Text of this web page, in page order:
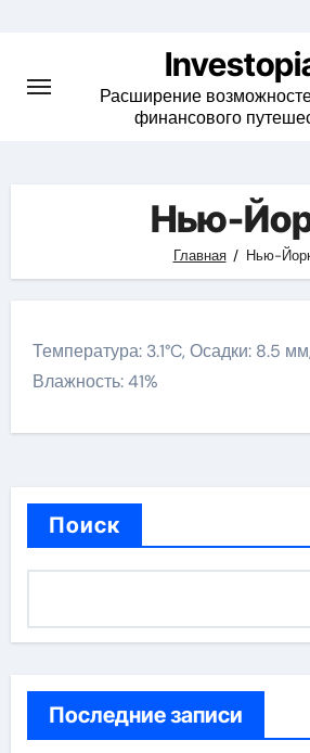
content
Расширение
финансового
Нью-
Главная Нью-
Температура: 3.1°C, Осадки: 8.5
Влажность: 41%
Поиск
Последние записи